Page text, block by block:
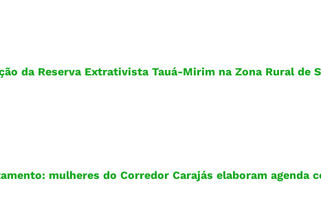
da Reserva Extrativista Tauá-Mirim na Zona Rural de
mulheres do Corredor Carajás elaboram agenda